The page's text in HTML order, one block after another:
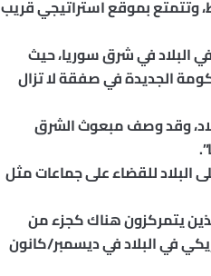
وتتمتع بموقع استراتيجي قريب
البلاد في شرق سوريا، حيث
الجديدة في صفقة لا تزال
وقد وصف مبعوث الشرق
للقضاء على جماعات مثل
وجوده إلى أقل من 1000 جندي في سوريا، والذين يتمركزون هناك كجزء من
الدولة الإسلامية. وكان هناك ما يصل إلى 2000 جندي أمريكي في البلاد في ديسمبر/كانون